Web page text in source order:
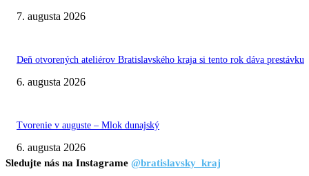
7. augusta 2026
Deň otvorených ateliérov Bratislavského kraja si tento rok dáva prestávku
6. augusta 2026
Tvorenie v auguste – Mlok dunajský
6. augusta 2026
Sledujte nás na Instagrame @bratislavsky_kraj